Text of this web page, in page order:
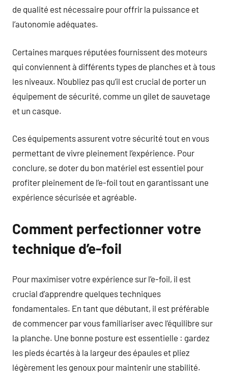
de qualité est nécessaire pour offrir la puissance et
l’autonomie adéquates.
Certaines marques réputées fournissent des moteurs
qui conviennent à différents types de planches et à tous
les niveaux. N’oubliez pas qu’il est crucial de porter un
équipement de sécurité, comme un gilet de sauvetage
et un casque.
Ces équipements assurent votre sécurité tout en vous
permettant de vivre pleinement l’expérience. Pour
conclure, se doter du bon matériel est essentiel pour
profiter pleinement de l’e-foil tout en garantissant une
expérience sécurisée et agréable.
Comment perfectionner votre
technique d’e-foil
Pour maximiser votre expérience sur l’e-foil, il est
crucial d’apprendre quelques techniques
fondamentales. En tant que débutant, il est préférable
de commencer par vous familiariser avec l’équilibre sur
la planche. Une bonne posture est essentielle : gardez
les pieds écartés à la largeur des épaules et pliez
légèrement les genoux pour maintenir une stabilité.